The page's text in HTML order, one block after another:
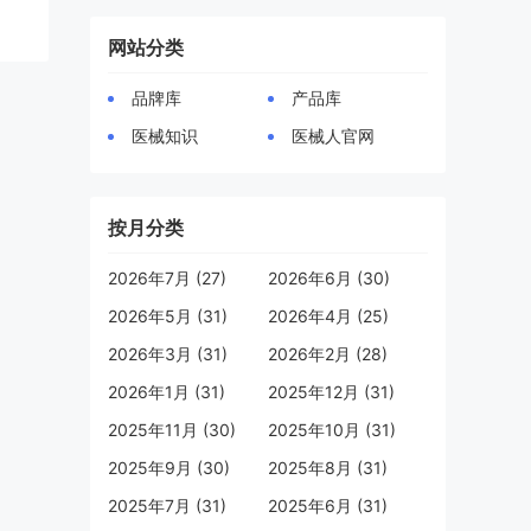
网站分类
品牌库
产品库
医械知识
医械人官网
按月分类
2026年7月 (27)
2026年6月 (30)
2026年5月 (31)
2026年4月 (25)
2026年3月 (31)
2026年2月 (28)
2026年1月 (31)
2025年12月 (31)
2025年11月 (30)
2025年10月 (31)
2025年9月 (30)
2025年8月 (31)
2025年7月 (31)
2025年6月 (31)